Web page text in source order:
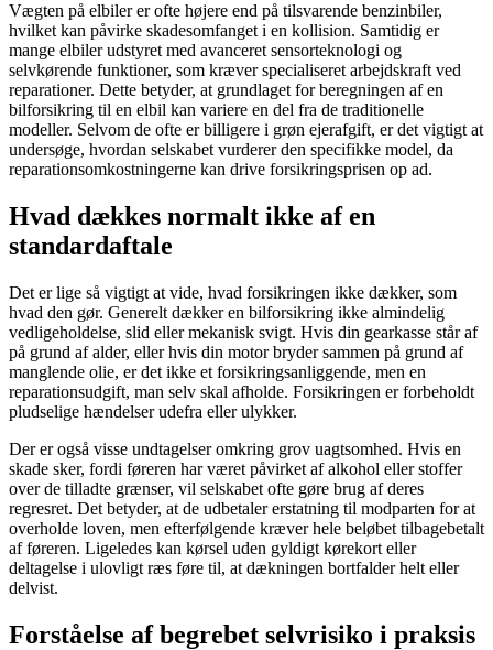
Vægten på elbiler er ofte højere end på tilsvarende benzinbiler,
hvilket kan påvirke skadesomfanget i en kollision. Samtidig er
mange elbiler udstyret med avanceret sensorteknologi og
selvkørende funktioner, som kræver specialiseret arbejdskraft ved
reparationer. Dette betyder, at grundlaget for beregningen af en
bilforsikring til en elbil kan variere en del fra de traditionelle
modeller. Selvom de ofte er billigere i grøn ejerafgift, er det vigtigt at
undersøge, hvordan selskabet vurderer den specifikke model, da
reparationsomkostningerne kan drive forsikringsprisen op ad.
Hvad dækkes normalt ikke af en
standardaftale
Det er lige så vigtigt at vide, hvad forsikringen ikke dækker, som
hvad den gør. Generelt dækker en bilforsikring ikke almindelig
vedligeholdelse, slid eller mekanisk svigt. Hvis din gearkasse står af
på grund af alder, eller hvis din motor bryder sammen på grund af
manglende olie, er det ikke et forsikringsanliggende, men en
reparationsudgift, man selv skal afholde. Forsikringen er forbeholdt
pludselige hændelser udefra eller ulykker.
Der er også visse undtagelser omkring grov uagtsomhed. Hvis en
skade sker, fordi føreren har været påvirket af alkohol eller stoffer
over de tilladte grænser, vil selskabet ofte gøre brug af deres
regresret. Det betyder, at de udbetaler erstatning til modparten for at
overholde loven, men efterfølgende kræver hele beløbet tilbagebetalt
af føreren. Ligeledes kan kørsel uden gyldigt kørekort eller
deltagelse i ulovligt ræs føre til, at dækningen bortfalder helt eller
delvist.
Forståelse af begrebet selvrisiko i praksis